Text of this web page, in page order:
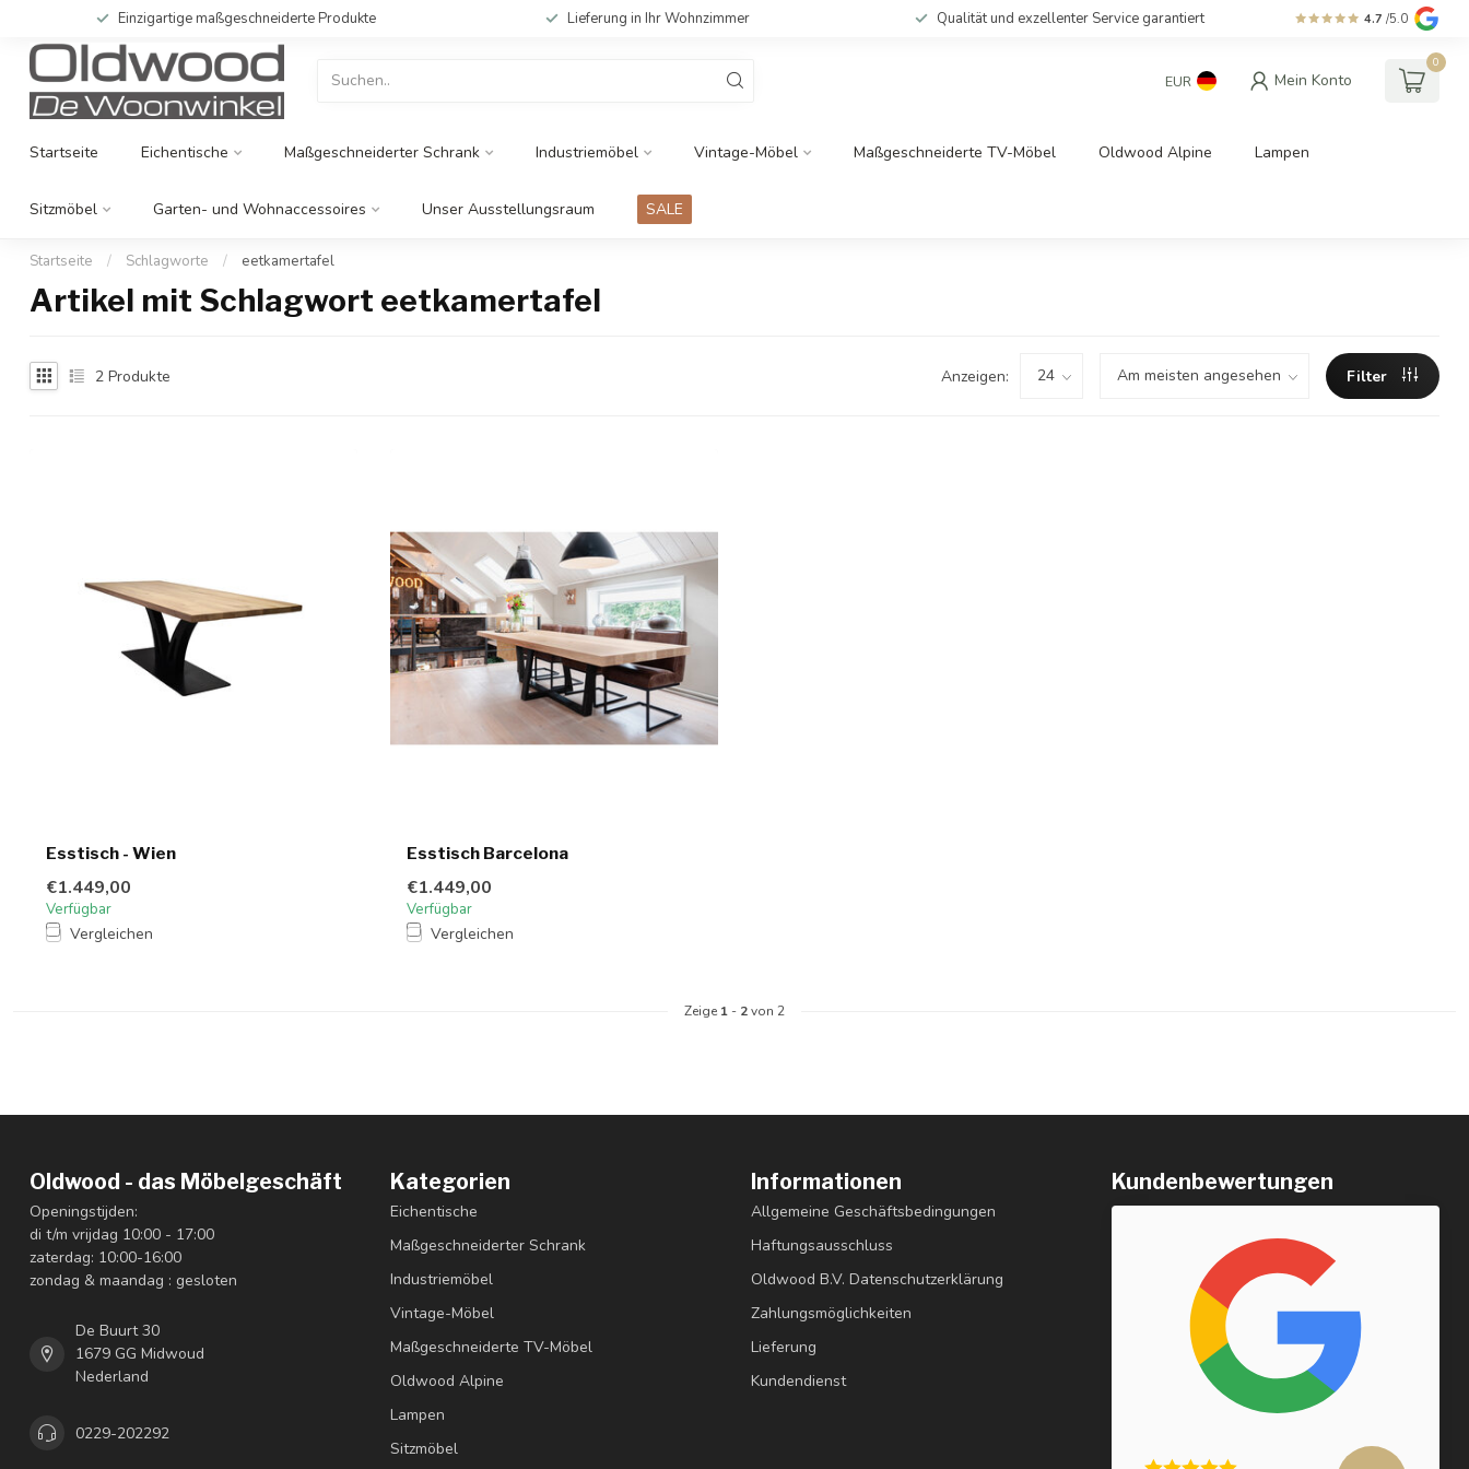
Einzigartige maßgeschneiderte Produkte Lieferung in Ihr Wohnzimmer Qualität und exzellenter Service garantiert 4.7 /5.0
EUR Mein Konto
0
Startseite Eichentische Maßgeschneiderter Schrank Industriemöbel Vintage-Möbel Maßgeschneiderte TV-Möbel Oldwood Alpine Lampen
Sitzmöbel Garten- und Wohnaccessoires Unser Ausstellungsraum SALE
Startseite / Schlagworte / eetkamertafel
Artikel mit Schlagwort eetkamertafel
2 Produkte Anzeigen: Filter
Esstisch - Wien
€1.449,00
Verfügbar
Vergleichen
Esstisch Barcelona
€1.449,00
Verfügbar
Vergleichen
Zeige 1 - 2von 2
Oldwood - das Möbelgeschäft
Openingstijden:
di t/m vrijdag 10:00 - 17:00
zaterdag: 10:00-16:00
zondag & maandag : gesloten
De Buurt 30
1679 GG Midwoud
Nederland
0229-202292
Kategorien
Eichentische
Maßgeschneiderter Schrank
Industriemöbel
Vintage-Möbel
Maßgeschneiderte TV-Möbel
Oldwood Alpine
Lampen
Sitzmöbel
Informationen
Allgemeine Geschäftsbedingungen
Haftungsausschluss
Oldwood B.V. Datenschutzerklärung
Zahlungsmöglichkeiten
Lieferung
Kundendienst
Kundenbewertungen